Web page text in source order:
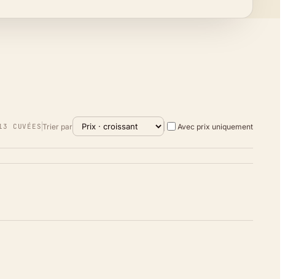
CUVÉE S Trier par Avec prix uniquement